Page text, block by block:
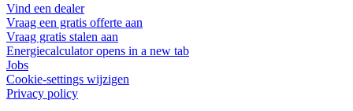
Vind een dealer
Vraag een gratis offerte aan
Vraag gratis stalen aan
Energiecalculator opens in a new tab
Jobs
Cookie-settings wijzigen
Privacy policy